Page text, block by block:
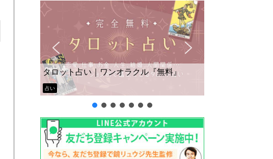
タロット占い｜ワンオラクル『無料』
占い